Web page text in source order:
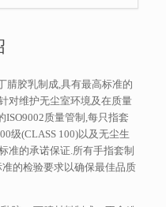
腈胶乳制成,具有最高标准的
对维护无尘室环境及在质量
质量管制,每只指套
级(CLASS 100)以及无尘生
准的承诺保证.所有手指套制
的检验要求以确保最佳品质